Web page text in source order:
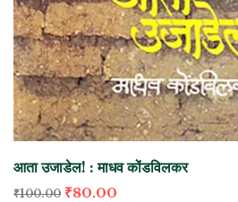
आता उजाडेल! : माधव कोंडविलकर
₹100.00 ₹80.00